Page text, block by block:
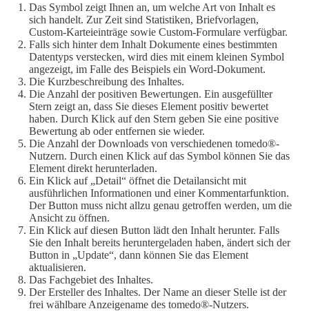
Das Symbol zeigt Ihnen an, um welche Art von Inhalt es
sich handelt. Zur Zeit sind Statistiken, Briefvorlagen,
Custom-Karteieinträge sowie Custom-Formulare verfügbar.
Falls sich hinter dem Inhalt Dokumente eines bestimmten
Datentyps verstecken, wird dies mit einem kleinen Symbol
angezeigt, im Falle des Beispiels ein Word-Dokument.
Die Kurzbeschreibung des Inhaltes.
Die Anzahl der positiven Bewertungen. Ein ausgefüllter
Stern zeigt an, dass Sie dieses Element positiv bewertet
haben. Durch Klick auf den Stern geben Sie eine positive
Bewertung ab oder entfernen sie wieder.
Die Anzahl der Downloads von verschiedenen tomedo®-
Nutzern. Durch einen Klick auf das Symbol können Sie das
Element direkt herunterladen.
Ein Klick auf „Detail“ öffnet die Detailansicht mit
ausführlichen Informationen und einer Kommentarfunktion.
Der Button muss nicht allzu genau getroffen werden, um die
Ansicht zu öffnen.
Ein Klick auf diesen Button lädt den Inhalt herunter. Falls
Sie den Inhalt bereits heruntergeladen haben, ändert sich der
Button in „Update“, dann können Sie das Element
aktualisieren.
Das Fachgebiet des Inhaltes.
Der Ersteller des Inhaltes. Der Name an dieser Stelle ist der
frei wählbare Anzeigename des tomedo®-Nutzers.